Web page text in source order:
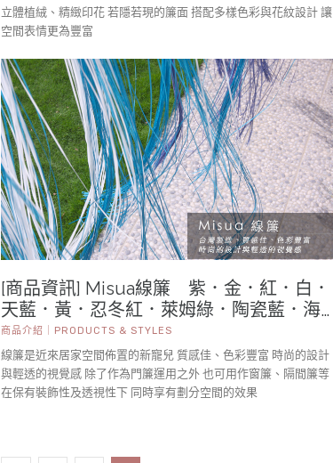
立體植絨、精緻印花 若隱若現的簾面 搭配多樣色彩與花紋設計 讓
空間表情更為豐富
[商品資訊] Misua線簾 紫．金．紅．白．
天藍．黃．忍冬紅．萊姆綠．陶瓷藍．海
藍．灰．可可．櫻粉紅 寬90 × 高
245cm 附伸縮桿
商品介紹｜PRODUCTS & STYLES
線簾是近來居家空間佈置的新寵兒 質感佳、色彩豐富 時尚的設計
與輕透的視覺感 除了作為門簾運用之外 也可用作窗簾、隔間簾等
在保有裝飾性及透視性下 同時享有劃分空間的效果